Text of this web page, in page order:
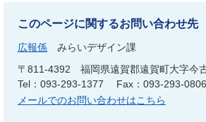
このページに関するお問い合わせ先
広報係
みらいデザイン課
〒811-4392
福岡県遠賀郡遠賀町大字今
Tel：093-293-1377
Fax：093-293-0806
メールでのお問い合わせはこちら